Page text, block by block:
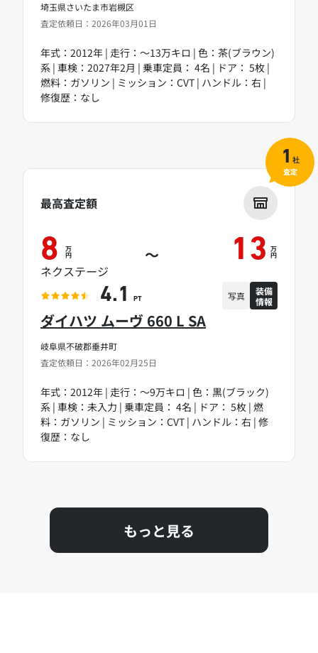
埼玉県さいたま市岩槻区
査定依頼日：2026年03月01日
年式：2012年 | 走行：～13万キロ | 色：茶(ブラウン)
系 | 車検：2027年2月 | 乗車定員： 4名 | ドア： 5枚 |
燃料：ガソリン | ミッション：CVT | ハンドル：右 |
修復歴：なし
岐阜県不破郡垂井町
査定依頼日：2026年02月25日
ダイハツ ムーヴ 660 L SA
年式：2012年 | 走行：～9万キロ | 色：黒(ブラック)
系 | 車検：未入力 | 乗車定員： 4名 | ドア： 5枚 | 燃
料：ガソリン | ミッション：CVT | ハンドル：右 | 修
復歴：なし
最高査定額
8 万
円 ～ 13 万
円
ネクステージ
4.1 PT 写真
装備
情報
1 社
査定
もっと見る